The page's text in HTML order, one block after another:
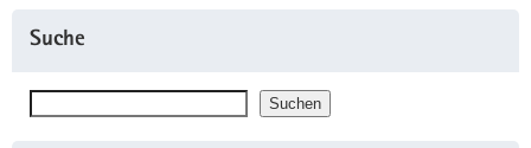
Suche
Suchen Suchen